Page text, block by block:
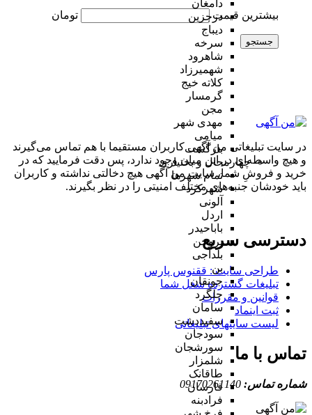
دامغان
درجزین
دیباج
سرخه
شاهرود
شهمیرزاد
کلاته خیج
گرمسار
مجن
مهدی شهر
میامی
بازگشت
چهارمحال و بختیاری
تمام شهر‌ها
شهرکرد
آلونی
اردل
باباحیدر
بروجن
بلداجی
بن
جونقان
چلگرد
سامان
سفیددشت
سودجان
سورشجان
شلمزار
طاقانک
فارسان
فرادبنه
بیشترین قیمت تومان
جستجو
در سایت تبلیغاتی من آگهی کاربران مستقیما با هم تماس می‌گیرند
و هیچ واسطه‌ای در این میان وجود ندارد، پس دقت فرمایید که در
خرید و فروشِ شما، سایت من آگهی هیچ دخالتی نداشته و کاربران
باید خودشان جنبه‌های مختلف امنیتی را در نظر بگیرند.
دسترسی سریع
طراحی سایت :‌ ققنوس پارس
تبلیغات گسترده شغل شما
قوانین و مقررات
ثبت اینماد
لیست سایتهای تبلیغاتی
تماس با ما
شماره تماس: 09170261140